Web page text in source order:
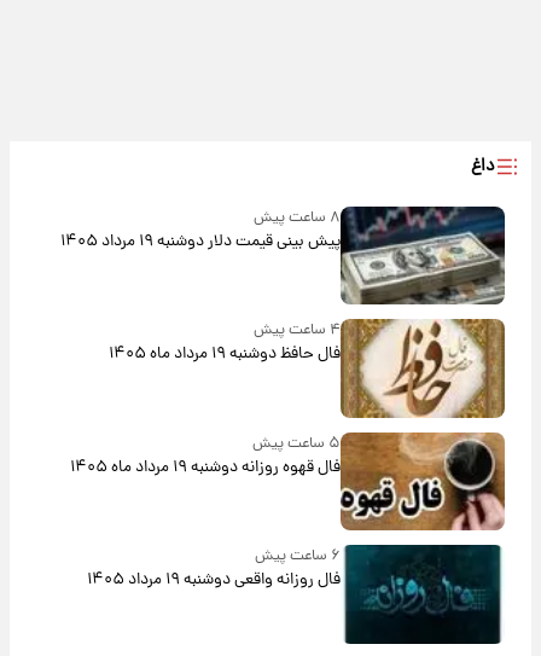
داغ
۸ ساعت پیش
پیش‌ بینی قیمت دلار دوشنبه ۱۹ مرداد ۱۴۰۵
۴ ساعت پیش
فال حافظ دوشنبه ۱۹ مرداد ماه ۱۴۰۵
۵ ساعت پیش
فال قهوه روزانه دوشنبه ۱۹ مرداد ماه ۱۴۰۵
فال روزانه واقعی دوشنبه ۱۹ مرداد ۱۴۰۵